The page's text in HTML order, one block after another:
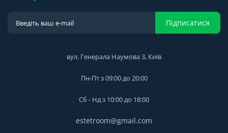
Підписатися
вул. Генерала Наумова 3, Київ
Пн-Пт з 09:00 до 20:00
Сб - Нд з 10:00 до 18:00
estetroom@gmail.com